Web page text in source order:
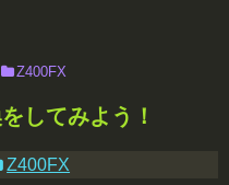
Z400FX
してみよう！
Z400FX